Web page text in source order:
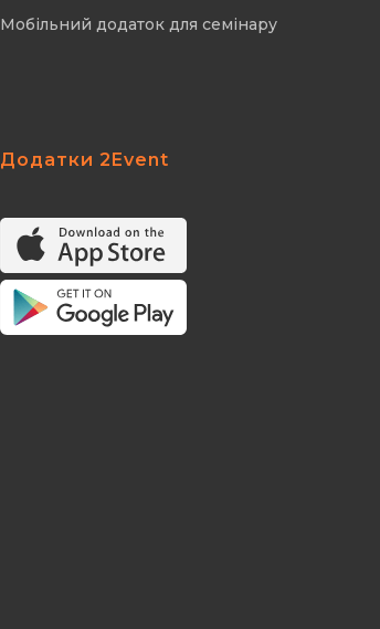
Мобільний додаток для семінару
Додатки 2Event